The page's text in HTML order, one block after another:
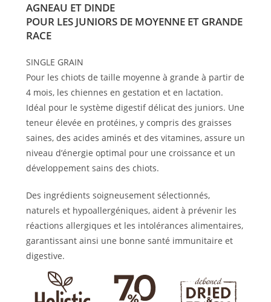
AGNEAU ET DINDE
POUR LES JUNIORS DE MOYENNE ET GRANDE
RACE
SINGLE GRAIN
Pour les chiots de taille moyenne à grande à partir de
4 mois, les chiennes en gestation et en lactation.
Idéal pour le système digestif délicat des juniors. Une
teneur élevée en protéines, y compris des graisses
saines, des acides aminés et des vitamines, assure un
niveau d’énergie optimal pour une croissance et un
développement sains des chiots.
Des ingrédients soigneusement sélectionnés,
naturels et hypoallergéniques, aident à prévenir les
réactions allergiques et les intolérances alimentaires,
garantissant ainsi une bonne santé immunitaire et
digestive.